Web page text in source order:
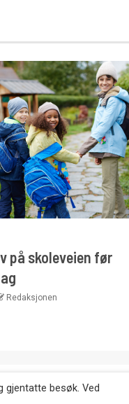
på skoleveien før
Redaksjonen
uten etter avtale med
gjentatte besøk. Ved